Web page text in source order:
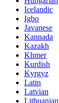
Icelandic
Igbo
Javanese
Kannada
Kazakh
Khmer
Kurdish
Kyrgyz
Latin
Latvian
Lithuanian